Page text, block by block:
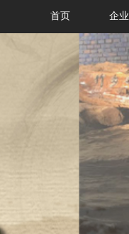
首页 企